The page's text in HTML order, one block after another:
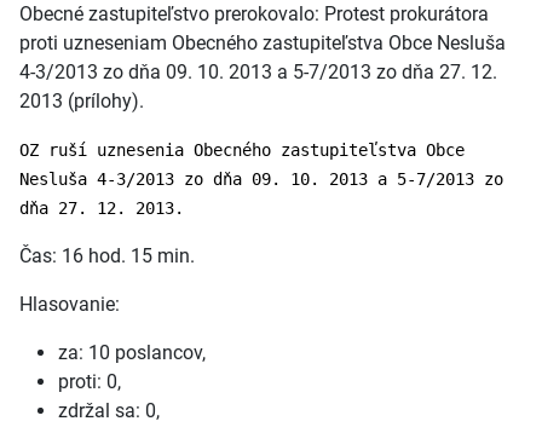
Obecné zastupiteľstvo prerokovalo: Protest prokurátora
proti uzneseniam Obecného zastupiteľstva Obce Nesluša
4-3/2013 zo dňa 09. 10. 2013 a 5-7/2013 zo dňa 27. 12.
2013 (prílohy).
OZ ruší uznesenia Obecného zastupiteľstva Obce
Nesluša 4-3/2013 zo dňa 09. 10. 2013 a 5-7/2013 zo
dňa 27. 12. 2013.
Čas: 16 hod. 15 min.
Hlasovanie:
za: 10 poslancov,
proti: 0,
zdržal sa: 0,